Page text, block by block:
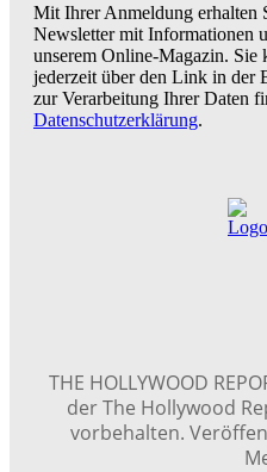
Mit Ihrer Anmeldung erhalten
Newsletter mit Informationen
unserem Online-Magazin. Sie
jederzeit über den Link in der
zur Verarbeitung Ihrer Daten
Datenschutzerklärung.
THE HOLLYWOOD
der The Hollywood
vorbehalten.